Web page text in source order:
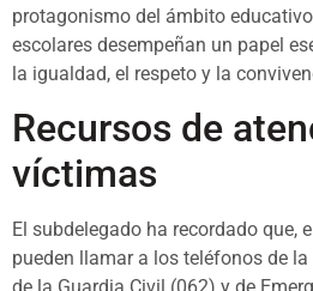
protagonismo del ámbito
escolares desempeñan un papel
la igualdad, el respeto y la
Recursos de
víctimas
El subdelegado ha recordado que,
pueden llamar a los teléfonos de